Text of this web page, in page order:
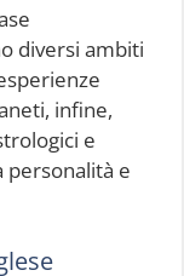
diversi ambiti
infine,
e
personalità e